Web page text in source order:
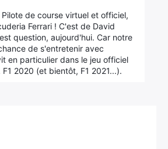
Pilote de course virtuel et officiel,
Ferrari ! C'est de David
question, aujourd'hui. Car notre
de s'entretenir avec
en particulier dans le jeu officiel
F1 2020 (et bientôt, F1 2021...).